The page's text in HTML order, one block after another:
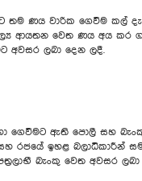
තම ණය වාරික ගෙවීම කල්
ආයතන වෙත ණය අය කර
අවසර ලබා දෙන ලදී.
ගෙවීමට ඇති පොලී සහ
රජයේ ඉහළ බලාධිකාරීන්
බැංකු වෙත අවසර ලබා